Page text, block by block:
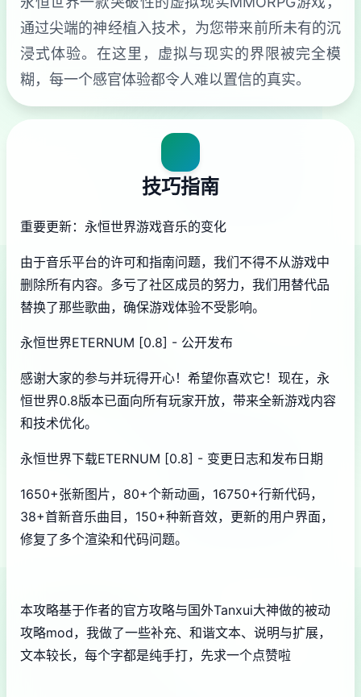
通过尖端的神经植入技术，为您带来前所未有的沉
浸式体验。在这里，虚拟与现实的界限被完全模
糊，每一个感官体验都令人难以置信的真实。
技巧指南
重要更新：永恒世界游戏音乐的变化
由于音乐平台的许可和指南问题，我们不得不从游戏中
删除所有内容。多亏了社区成员的努力，我们用替代品
替换了那些歌曲，确保游戏体验不受影响。
永恒世界ETERNUM [0.8] - 公开发布
感谢大家的参与并玩得开心！希望你喜欢它！现在，永
恒世界0.8版本已面向所有玩家开放，带来全新游戏内容
和技术优化。
永恒世界下载ETERNUM [0.8] - 变更日志和发布日期
1650+张新图片，80+个新动画，16750+行新代码，
38+首新音乐曲目，150+种新音效，更新的用户界面，
修复了多个渲染和代码问题。
本攻略基于作者的官方攻略与国外Tanxui大神做的被动
攻略mod，我做了一些补充、和谐文本、说明与扩展，
文本较长，每个字都是纯手打，先求一个点赞啦